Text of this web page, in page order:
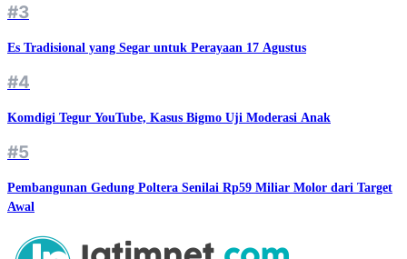
#3
Es Tradisional yang Segar untuk Perayaan 17 Agustus
#4
Komdigi Tegur YouTube, Kasus Bigmo Uji Moderasi Anak
#5
Pembangunan Gedung Poltera Senilai Rp59 Miliar Molor dari Target
Awal